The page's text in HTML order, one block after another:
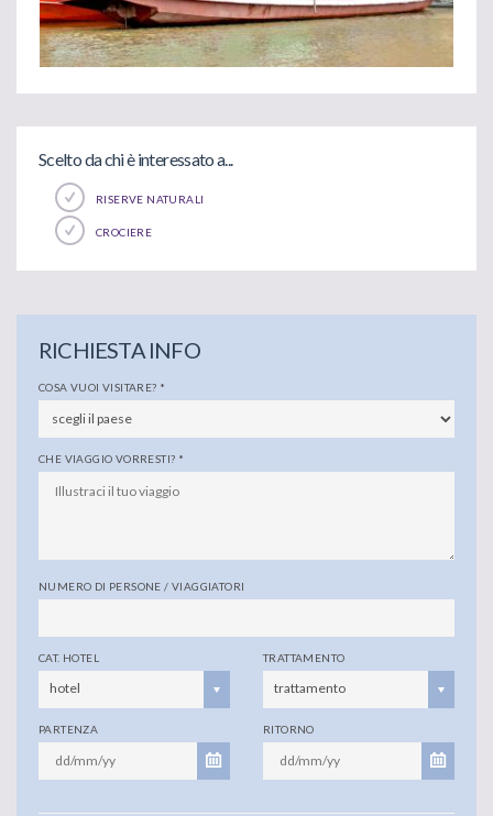
Scelto da chi è interessato a...
RISERVE NATURALI
CROCIERE
RICHIESTA INFO
COSA VUOI VISITARE? *
CHE VIAGGIO VORRESTI? *
NUMERO DI PERSONE / VIAGGIATORI
CAT. HOTEL
hotel
TRATTAMENTO
trattamento
PARTENZA RITORNO